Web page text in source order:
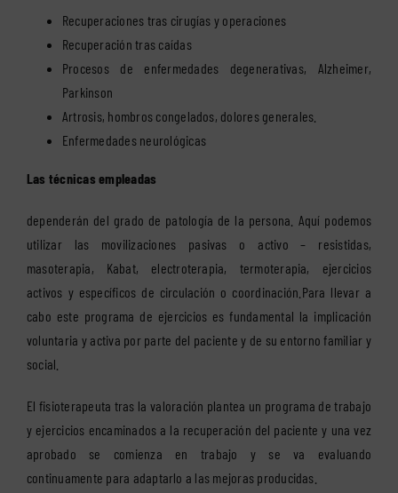
Recuperaciones tras cirugías y operaciones
Recuperación tras caídas
Procesos de enfermedades degenerativas, Alzheimer,
Parkinson
Artrosis, hombros congelados, dolores generales.
Enfermedades neurológicas
Las técnicas empleadas
dependerán del grado de patología de la persona. Aquí podemos
utilizar las movilizaciones pasivas o activo – resistidas,
masoterapia, Kabat, electroterapia, termoterapia, ejercicios
activos y específicos de circulación o coordinación.Para llevar a
cabo este programa de ejercicios es fundamental la implicación
voluntaria y activa por parte del paciente y de su entorno familiar y
social.
El fisioterapeuta tras la valoración plantea un programa de trabajo
y ejercicios encaminados a la recuperación del paciente y una vez
aprobado se comienza en trabajo y se va evaluando
continuamente para adaptarlo a las mejoras producidas.